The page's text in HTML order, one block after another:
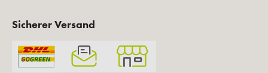
Sicherer Versand